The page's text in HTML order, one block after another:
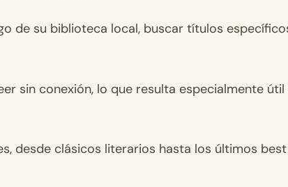
de su biblioteca local, buscar títulos
sin conexión, lo que resulta especialmente útil
desde clásicos literarios hasta los últimos best